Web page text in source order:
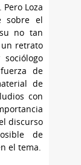
Loza
sobre el
no tan
retrato
de
de
con
discurso
de
el tema.